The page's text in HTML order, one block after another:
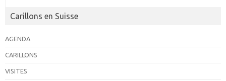
Carillons en Suisse
AGENDA
CARILLONS
VISITES